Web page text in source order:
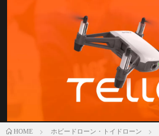
HOME ホビードローン・トイドローン